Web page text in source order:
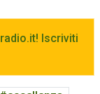
Iscriviti